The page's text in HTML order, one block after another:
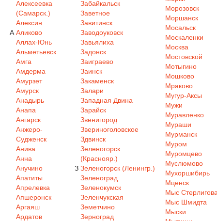
А
Алексеевка
(Самарск.)
Алексин
Аликово
Аллах-Юнь
Альметьевск
Амга
Амдерма
Амурзет
Амурск
Анадырь
Анапа
Ангарск
Анжеро-
Судженск
Анива
Анна
Анучино
Апатиты
Апрелевка
Апшеронск
Аргаяш
Ардатов
З
Забайкальск
Заветное
Завитинск
Заводоуковск
Завьялиха
Задонск
Заиграево
Заинск
Закаменск
Залари
Западная Двина
Зарайск
Звенигород
Звериноголовское
Здвинск
Зеленогорск
(Краснояр.)
Зеленогорск (Ленингр.)
Зеленоград
Зеленокумск
Зеленчукская
Земетчино
Зерноград
Морозовск
Моршанск
Мосальск
Москаленки
Москва
Мостовской
Мотыгино
Мошково
Мраково
Мугур-Аксы
Мужи
Муравленко
Мураши
Мурманск
Муром
Муромцево
Муслюмово
Мухоршибирь
Мценск
Мыс
Мыс Шмидта
Мыски